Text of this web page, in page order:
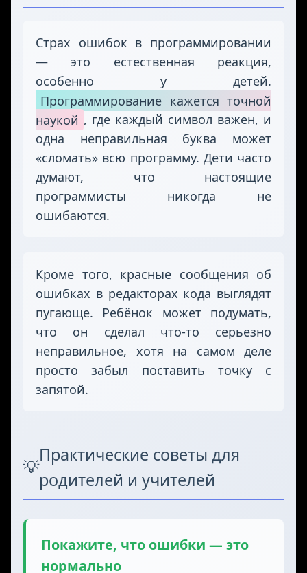
Страх ошибок в программировании
— это естественная реакция,
особенно у детей.
Программирование кажется точной
наукой , где каждый символ важен, и
одна неправильная буква может
«сломать» всю программу. Дети часто
думают, что настоящие
программисты никогда не
ошибаются.
Кроме того, красные сообщения об
ошибках в редакторах кода выглядят
пугающе. Ребёнок может подумать,
что он сделал что-то серьезно
неправильное, хотя на самом деле
просто забыл поставить точку с
запятой.
💡
Практические советы для
родителей и учителей
Покажите, что ошибки — это
нормально